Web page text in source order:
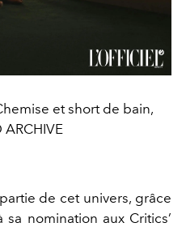
et short de bain,
ARCHIVE
de cet univers, grâce
sa nomination aux Critics’